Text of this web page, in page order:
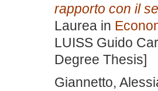
rapporto con il
Laurea in
LUISS Guido
Degree Thesis]
Giannetto,